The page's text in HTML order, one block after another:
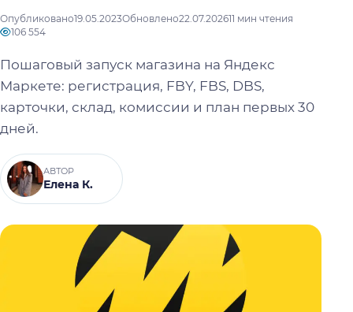
Опубликовано19.05.2023Обновлено22.07.202611 мин чтения
106 554
Пошаговый запуск магазина на Яндекс
Маркете: регистрация, FBY, FBS, DBS,
карточки, склад, комиссии и план первых 30
дней.
АВТОР
Елена К.